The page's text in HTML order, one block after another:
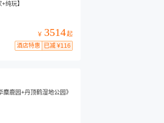
纯玩】
￥ 3514起
酒店特惠
已减 ¥116
鹿园+丹顶鹤湿地公园》